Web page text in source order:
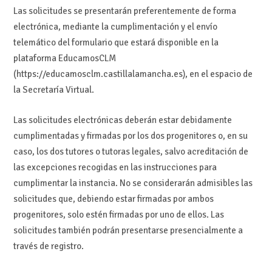
Las solicitudes se presentarán preferentemente de forma
electrónica, mediante la cumplimentación y el envío
telemático del formulario que estará disponible en la
plataforma EducamosCLM
(https://educamosclm.castillalamancha.es), en el espacio de
la Secretaría Virtual.
Las solicitudes electrónicas deberán estar debidamente
cumplimentadas y firmadas por los dos progenitores o, en su
caso, los dos tutores o tutoras legales, salvo acreditación de
las excepciones recogidas en las instrucciones para
cumplimentar la instancia. No se considerarán admisibles las
solicitudes que, debiendo estar firmadas por ambos
progenitores, solo estén firmadas por uno de ellos. Las
solicitudes también podrán presentarse presencialmente a
través de registro.